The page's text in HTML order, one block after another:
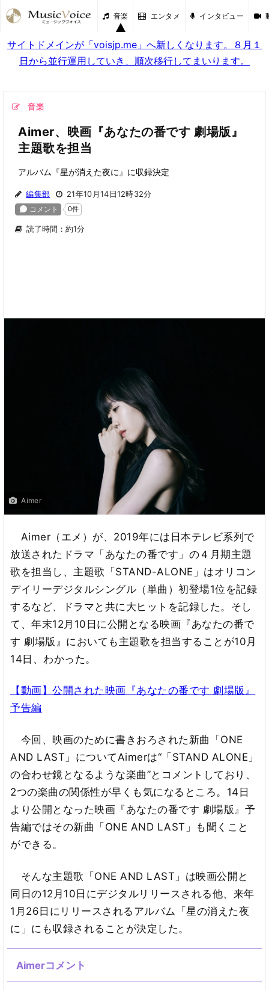
音楽 エンタメ インタビュー
サイトドメインが「voisjp.me」へ新しくなります。８月１
日から並行運用していき、順次移行してまいります。
音楽
Aimer、映画『あなたの番です 劇場版』
主題歌を担当
アルバム『星が消えた夜に』に収録決定
編集部 21年10月14日12時32分
読了時間：約1分
Aimer
Aimer（エメ）が、2019年には日本テレビ系列で
放送されたドラマ「あなたの番です」の４月期主題
歌を担当し、主題歌「STAND-ALONE」はオリコン
デイリーデジタルシングル（単曲）初登場1位を記録
するなど、ドラマと共に大ヒットを記録した。そし
て、年末12月10日に公開となる映画『あなたの番で
す 劇場版』においても主題歌を担当することが10月
14日、わかった。
【動画】公開された映画『あなたの番です 劇場版』
予告編
今回、映画のために書きおろされた新曲「ONE
AND LAST」についてAimerは“「STAND ALONE」
の合わせ鏡となるような楽曲”とコメントしており、
2つの楽曲の関係性が早くも気になるところ。14日
より公開となった映画『あなたの番です 劇場版』予
告編ではその新曲「ONE AND LAST」も聞くこと
ができる。
そんな主題歌「ONE AND LAST」は映画公開と
同日の12月10日にデジタルリリースされる他、来年
1月26日にリリースされるアルバム「星の消えた夜
に」にも収録されることが決定した。
Aimerコメント